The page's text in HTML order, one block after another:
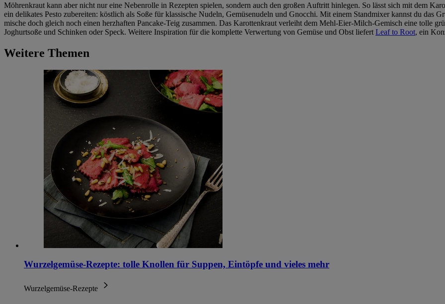
Möhrenkraut kann aber nicht nur eine Nebenrolle in Rezepten spielen, sondern auch den großen Auftritt hinlegen. So lässt sich mit dem
ein delikates Pesto zubereiten: köstlich als Soße für klassische Nudeln, Gemüsenudeln und Gnocchi. Mit einem Standmixer kannst du das
mische doch gleich noch einen herzhaften Pancake-Teig zusammen. Das Karottenkraut verleiht dem Mehl-Eier-Milch-Gemisch eine tolle
Joghurtsoße und Schinken oder Speck. Weitere Inspiration für die komplette Verwertung von Gemüse und Obst liefert Leaf to Root, ein
Weitere Themen
Wurzelgemüse-Rezepte: tolle Knollen für Suppen, Eintöpfe und vieles mehr
Wurzelgemüse-Rezepte